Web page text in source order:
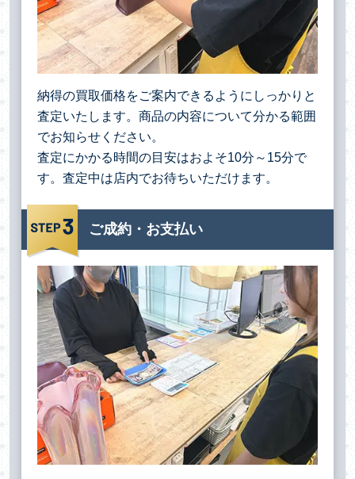
納得の買取価格をご案内できるようにしっかりと
査定いたします。商品の内容について分かる範囲
でお知らせください。
査定にかかる時間の目安はおよそ10分～15分で
す。査定中は店内でお待ちいただけます。
ご成約・お支払い